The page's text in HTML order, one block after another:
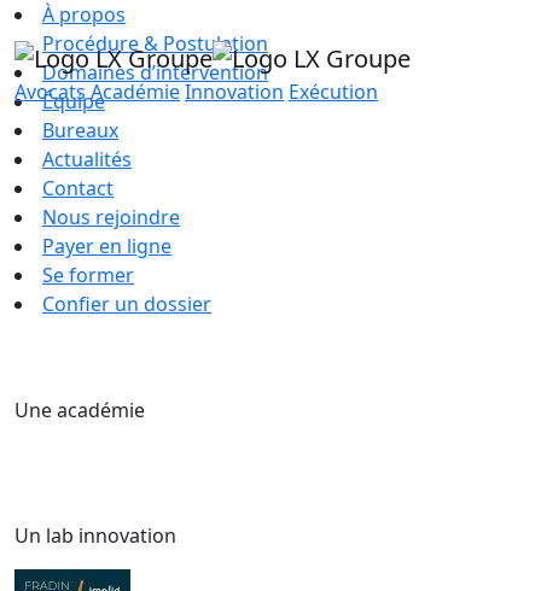
AvocatsAcadémieInnovation Exécution
À propos
Procédure & Postulation
Domaines d’intervention
Équipe
Bureaux
Actualités
Contact
Nous rejoindre
Payer en ligne
Se former
Confier un dossier
Une académie
Un lab innovation